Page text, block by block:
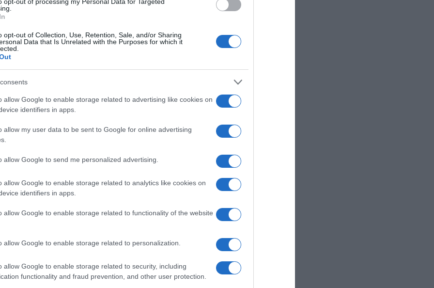
opt-out of Collection, Use, Retention, Sale, and/or Sharing
Data that Is Unrelated with the Purposes for which it
allow Google to enable storage related to advertising like cookies on
identifiers in apps.
allow my user data to be sent to Google for online advertising
allow Google to send me personalized advertising.
allow Google to enable storage related to analytics like cookies on
identifiers in apps.
allow Google to enable storage related to functionality of the website
allow Google to enable storage related to personalization.
allow Google to enable storage related to security, including
functionality and fraud prevention, and other user protection.
και η πέμπτη σορός μετά την
και άλλα ανθρώπινα μέλη τα
της αγνοούμενης εργαζόμενης.
θρηνεί τον θάνατο τεσσάρων
τη στιγμή του δυστυχήματος.
ταυτοποίησης των σορών. Για
των θυμάτων την παροχή
η διαδικασία.